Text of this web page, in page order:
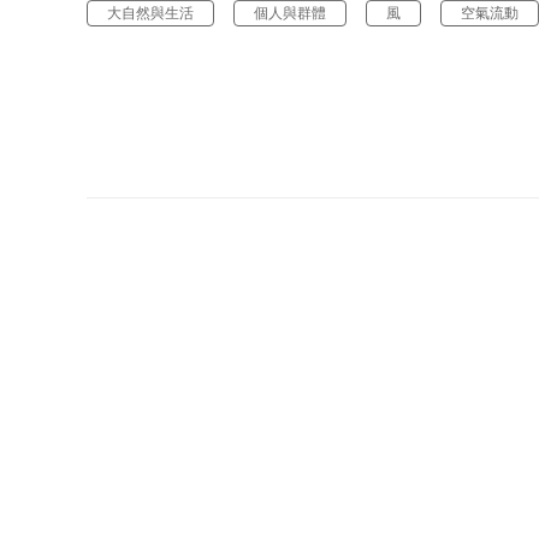
大自然與生活 個人與群體 風 空氣流動